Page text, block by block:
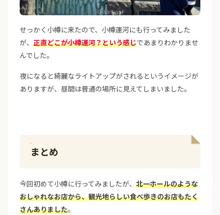
せっかく小樽に来たので、小樽運河にも行ってみました
が、 正直どこが小樽運河？という感じであまりわかりませ
んでした。
夜になると綺麗なライトアップがされるというイメージが
ありますが、昼間は普通の場所に見えてしまいました。
まとめ
今回初めて小樽に行ってみましたが、 北一ホールのような
おしゃれなお店から、観光地らしい食べ歩きのお店もたく
さんありました。